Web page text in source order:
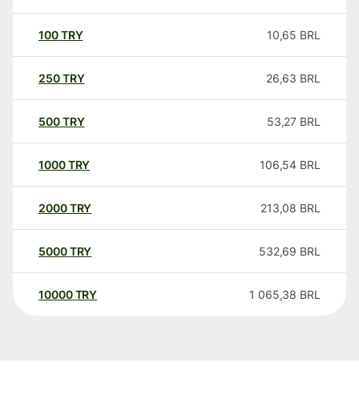
100TRY 10,65 BRL
250TRY 26,63 BRL
500TRY 53,27 BRL
1000TRY 106,54 BRL
2000TRY 213,08 BRL
5000TRY 532,69 BRL
10000 TRY 1 065,38 BRL